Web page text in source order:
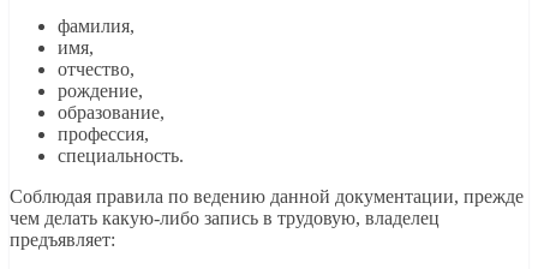
фамилия,
имя,
отчество,
рождение,
образование,
профессия,
специальность.
Соблюдая правила по ведению данной документации, прежде
чем делать какую-либо запись в трудовую, владелец
предъявляет: